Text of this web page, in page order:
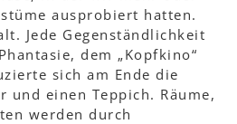
ausprobiert hatten.
Jede Gegenständlichkeit
dem „Kopfkino“
sich am Ende die
und einen Teppich. Räume,
werden durch